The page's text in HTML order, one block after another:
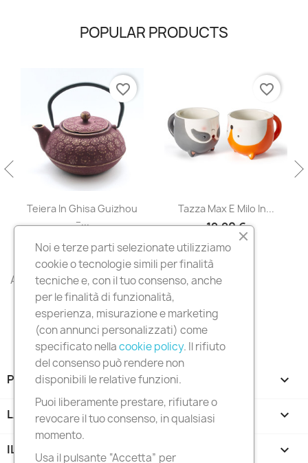
POPULAR PRODUCTS
Guizhou Tazza Max E Milo In...
12,90 €
Tazza Leah In
All products
PRODOTTI 
LA NOSTRA AZIENDA 
IL TUO ACCOUNT 
Noi e terze parti selezionate utilizziamo
cookie o tecnologie simili per finalità
tecniche e, con il tuo consenso, anche
per le finalità di funzionalità,
esperienza, misurazione e marketing
(con annunci personalizzati) come
specificato nellacookie policy. Il rifiuto
del consenso può rendere non
disponibili le relative funzioni.
Puoi liberamente prestare, rifiutare o
revocare il tuo consenso, in qualsiasi
momento.
Usa il pulsante “Accetta” per